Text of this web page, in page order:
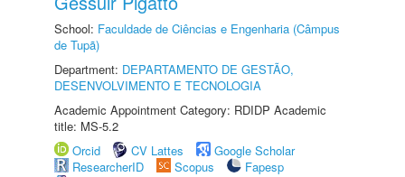
School: Faculdade de Ciências e Engenharia (Câmpus
de Tupã)
Department: DEPARTAMENTO DE GESTÃO,
DESENVOLVIMENTO E TECNOLOGIA
Academic Appointment Category: RDIDP Academic
title: MS-5.2
Orcid
CV Lattes
Google Scholar
ResearcherID
Scopus
Fapesp